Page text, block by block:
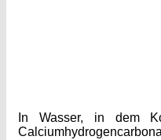
In Wasser, in dem